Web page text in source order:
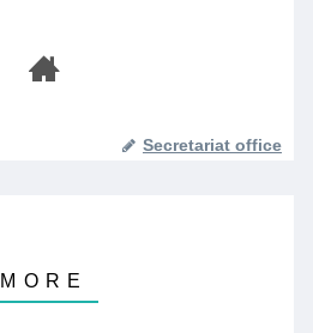
Secretariat office